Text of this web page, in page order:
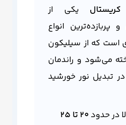
یکی از
پربازده‌ترین انواع
است که از سیلیکون
می‌شود و راندمان
در تبدیل نور خورشید
در حدود
20 تا 25